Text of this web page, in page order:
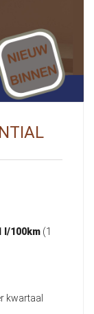
l/100km (1
kwartaal